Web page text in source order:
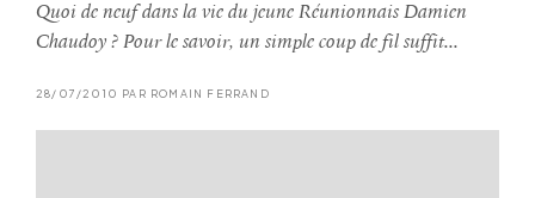
Quoi de neuf dans la vie du jeune Réunionnais Damien
Chaudoy ? Pour le savoir, un simple coup de fil suffit...
28/07/2010 PAR ROMAIN FERRAND